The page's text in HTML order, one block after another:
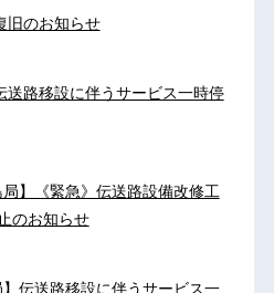
旧のお知らせ
送路移設に伴うサービス一時停
】《緊急》伝送路設備改修工
のお知らせ
伝送路移設に伴うサービス一